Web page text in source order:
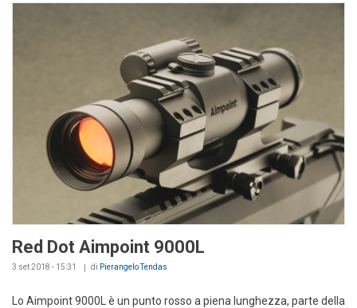
Red Dot Aimpoint 9000L
3 set 2018 - 15:31 di Pierangelo Tendas
Lo Aimpoint 9000L è un punto rosso a piena lunghezza, parte della